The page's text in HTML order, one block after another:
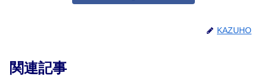
KAZUHO
関連記事